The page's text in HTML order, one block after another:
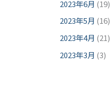
2023年6月 (19)
2023年5月 (16)
2023年4月 (21)
2023年3月 (3)